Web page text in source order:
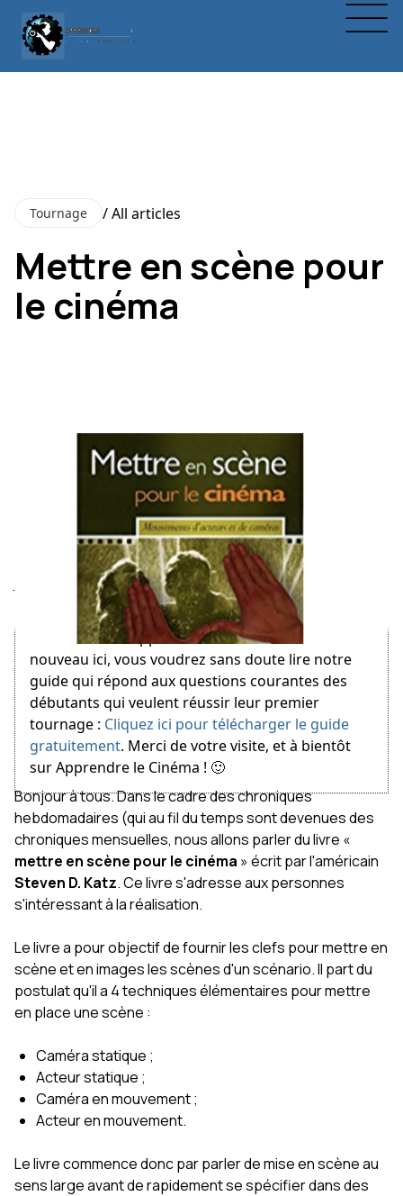
Tournage / All articles
Mettre en scène pour
le cinéma
July 17, 2013
Bienvenue sur Apprendre le Cinéma ! Si vous êtes
nouveau ici, vous voudrez sans doute lire notre
guide qui répond aux questions courantes des
débutants qui veulent réussir leur premier
tournage : Cliquez ici pour télécharger le guide
gratuitement. Merci de votre visite, et à bientôt
sur Apprendre le Cinéma ! 🙂
Bonjour à tous. Dans le cadre des chroniques
hebdomadaires (qui au fil du temps sont devenues des
chroniques mensuelles, nous allons parler du livre «
mettre en scène pour le cinéma » écrit par l'américain
Steven D. Katz. Ce livre s'adresse aux personnes
s'intéressant à la réalisation.
Le livre a pour objectif de fournir les clefs pour mettre en
scène et en images les scènes d'un scénario. Il part du
postulat qu'il a 4 techniques élémentaires pour mettre
en place une scène :
Caméra statique ;
Acteur statique ;
Caméra en mouvement ;
Acteur en mouvement.
Le livre commence donc par parler de mise en scène au
sens large avant de rapidement se spécifier dans des